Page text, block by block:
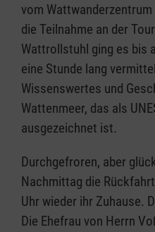
vom
die Teilnahme an der
Wattrollstuhl ging es bis
eine Stunde lang
Wissenswertes und
Wattenmeer, das als
ausgezeichnet ist.
Durchgefroren, aber
Nachmittag die
Uhr wieder ihr Zuhause.
Die Ehefrau von Herrn